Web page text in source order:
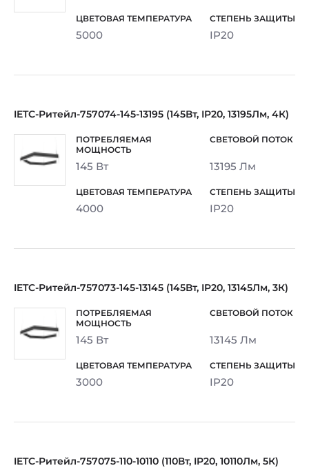
5000 IP20
IETC-Ритейл-757074-145-13195 (145Вт, IP20, 13195Лм, 4К)
145 Вт 13195 Лм
4000 IP20
IETC-Ритейл-757073-145-13145 (145Вт, IP20, 13145Лм, 3К)
145 Вт 13145 Лм
3000 IP20
IETC-Ритейл-757075-110-10110 (110Вт, IP20, 10110Лм, 5К)